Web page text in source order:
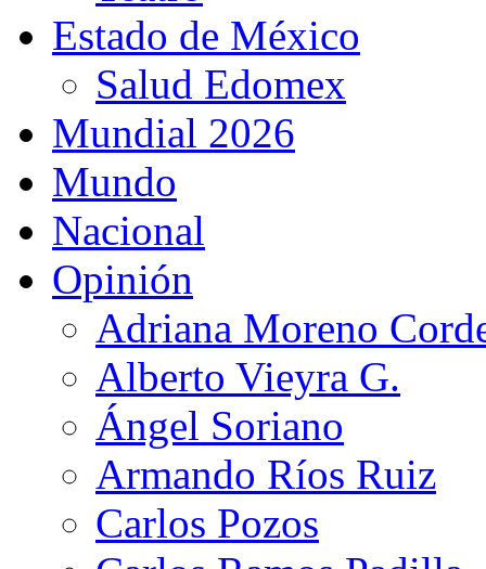
Estado de México
Salud Edomex
Mundial 2026
Mundo
Nacional
Opinión
Adriana Moreno
Alberto Vieyra G.
Ángel Soriano
Armando Ríos Ruiz
Carlos Pozos